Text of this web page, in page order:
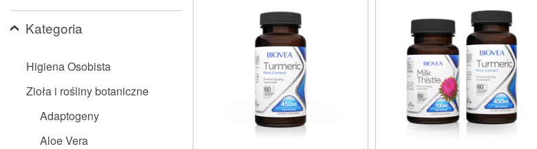
stronę
internetową
niedowidzących,
korzystają
Kategoria
Higiena Osobista
Zioła i rośliny botaniczne
Adaptogeny
Aloe Vera